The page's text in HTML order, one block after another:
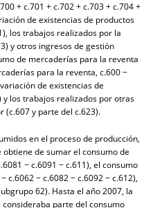
+ c.701 + c.702 + c.703 + c.704 +
de existencias de productos
los trabajos realizados por la
y otros ingresos de gestión
de mercaderías para la reventa
para la reventa, c.600 −
de existencias de
los trabajos realizados por otras
(c.607 y parte del c.623).
en el proceso de producción,
de sumar el consumo de
− c.6091 − c.611), el consumo
c.6062 − c.6082 − c.6092 − c.612),
62). Hasta el año 2007, la
parte del consumo